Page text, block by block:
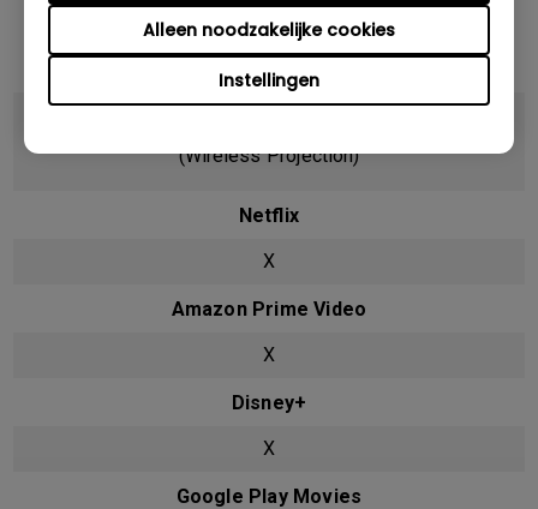
Instellingen
Alleen noodzakelijke cookies
Android Device
Way to Stream
(Wireless Projection)
Netflix
X
Amazon Prime Video
X
Disney+
X
Google Play Movies